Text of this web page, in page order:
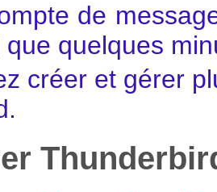
de
quelques
créer et gérer